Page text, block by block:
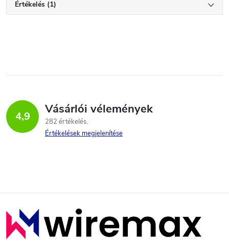
Értékelés (1)
4,9 Vásárlói vélemények
282 értékelés
Értékelések megjelenítése
L
á